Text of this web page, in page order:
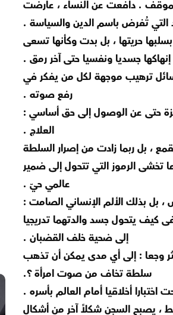
. دافعت عن النساء ، عارضت
التي تُفرض باسم الدين والسياسة .
حريتها ، بل بدت وكأنها تسعى
إنهاكها جسديا ونفسيا حتى آخر رمق .
ترهيب موجهة لكل من يفكر في
رفع صوته .
حتى عن الوصول إلى حق أساسي :
العلاج .
، بل ربما زادت من إصرار السلطة
تخشى الرموز التي تتحول إلى ضمير
عالمي حيّ .
بل بذلك الألم الإنساني الصامت :
كيف يتحول جسد والدتهما تدريجيا
إلى ضحية خلف القضبان .
وجعا : إلى أي مدى يمكن أن تذهب
سلطة تخاف من صوت امرأة ؟.
أخلاقيا أمام العالم بأسره .
، يصبح السجن شكلاً آخر من أشكال